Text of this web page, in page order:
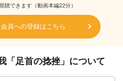
聴できます（動画本編22分）
員への登録はこちら
「足首の捻挫」について